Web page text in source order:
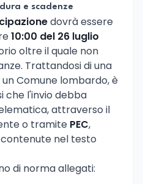
e scadenze
dovrà essere
10:00 del 26 luglio
oltre il quale non
Trattandosi di una
Comune lombardo, è
che l'invio debba
attraverso il
o tramite PEC,
nel testo
di norma allegati: